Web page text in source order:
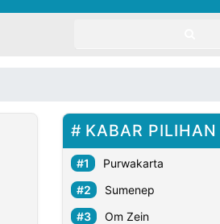
KABAR PILIHAN
Purwakarta
Sumenep
Om Zein